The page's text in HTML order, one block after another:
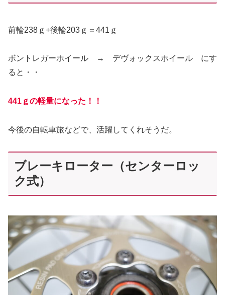
前輪238ｇ+後輪203ｇ＝441ｇ
ボントレガーホイール → デヴォックスホイール にす
ると・・
441ｇの軽量になった！！
今後の自転車旅などで、活躍してくれそうだ。
ブレーキローター（センターロッ
ク式）